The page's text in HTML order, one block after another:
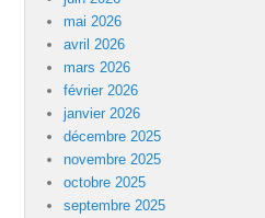
mai 2026
avril 2026
mars 2026
février 2026
janvier 2026
décembre 2025
novembre 2025
octobre 2025
septembre 2025